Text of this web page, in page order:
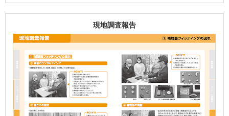
現地調査報告